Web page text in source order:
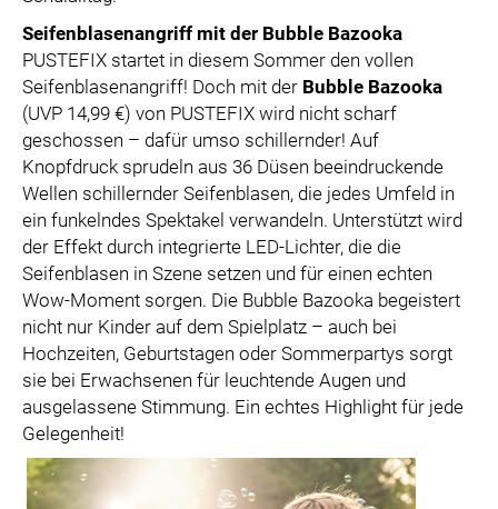
SUPERUM
MEDIA
PRESSEBILDER
PRESSEKONTAKT
Seifenblasenangriff mit der Bubble Bazooka
PUSTEFIX startet in diesem Sommer den vollen
Seifenblasenangriff! Doch mit der Bubble Bazooka
(UVP 14,99 €) von PUSTEFIX wird nicht scharf
geschossen – dafür umso schillernder! Auf
Knopfdruck sprudeln aus 36 Düsen beeindruckende
Wellen schillernder Seifenblasen, die jedes Umfeld in
ein funkelndes Spektakel verwandeln. Unterstützt wird
der Effekt durch integrierte LED-Lichter, die die
Seifenblasen in Szene setzen und für einen echten
Wow-Moment sorgen. Die Bubble Bazooka begeistert
nicht nur Kinder auf dem Spielplatz – auch bei
Hochzeiten, Geburtstagen oder Sommerpartys sorgt
sie bei Erwachsenen für leuchtende Augen und
ausgelassene Stimmung. Ein echtes Highlight für jede
Gelegenheit!